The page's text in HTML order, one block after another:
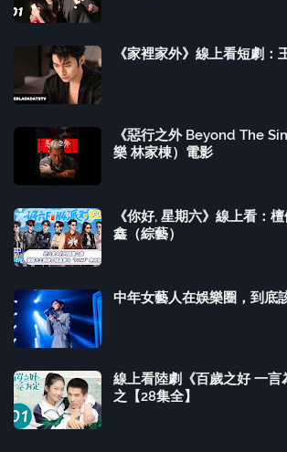
《家裡家外》線上看短劇：
《惡行之外 Beyond The
樂 林家棟）電影
《你好, 星期六》線上看：
鑫（綜藝）
中年女藝人在娛樂圈，到底
線上看陸劇《百歲之好 一言
之【28集全】